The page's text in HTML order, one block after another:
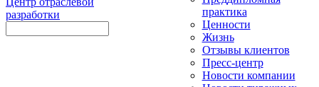
разработки
практика
Ценности
Жизнь
Отзывы клиентов
Пресс-центр
Новости компании